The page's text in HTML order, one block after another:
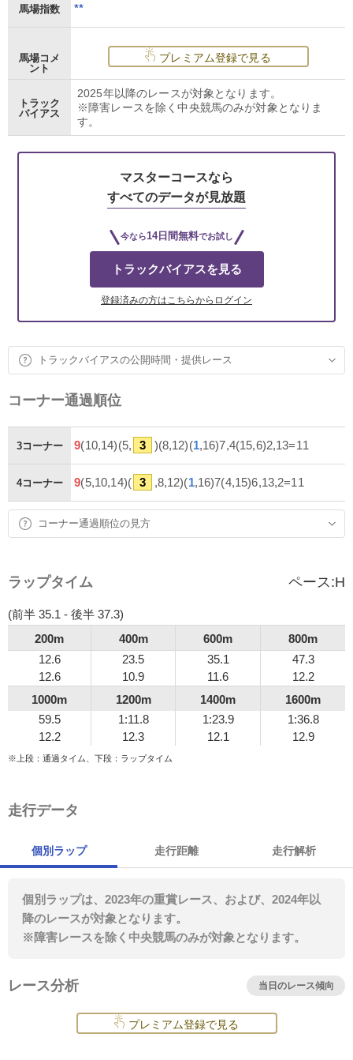
馬場指数 **
馬場コメ
ント
プレミアム登録で見る
トラック
バイアス
2025年以降のレースが対象となります。
※障害レースを除く中央競馬のみが対象となりま
す。
マスターコースなら
すべてのデータが見放題
今なら14日間無料でお試し
トラックバイアスを見る
登録済みの方はこちらからログイン
トラックバイアスの公開時間・提供レース
コーナー通過順位
3コーナー 9(10,14)(5, 3 )(8,12)(1,16)7,4(15,6)2,13=11
4コーナー 9(5,10,14)( 3 ,8,12)(1,16)7(4,15)6,13,2=11
コーナー通過順位の見方
ラップタイム ペース:H
(前半 35.1 - 後半 37.3)
200m
400m 600m
800m
12.6
12.6
23.5
10.9
35.1
11.6
47.3
12.2
1000m
1200m 1400m
1600m
59.5
12.2
1:11.8
12.3
1:23.9
12.1
1:36.8
12.9
※上段：通過タイム、下段：ラップタイム
走行データ
個別ラップ 走行距離 走行解析
個別ラップは、2023年の重賞レース、および、2024年以
降のレースが対象となります。
※障害レースを除く中央競馬のみが対象となります。
レース分析 当日のレース傾向
プレミアム登録で見る